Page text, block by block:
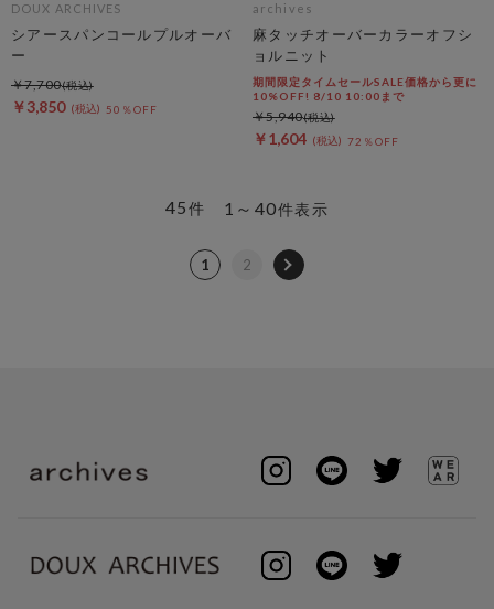
DOUX ARCHIVES
シアースパンコールプルオーバ
ー
￥3,850 50％OFF
￥7,700
archives
麻タッチオーバーカラーオフシ
ョルニット
期間限定タイムセールSALE価格から更に
10%OFF! 8/10 10:00まで
￥1,604 72％OFF
￥5,940
1～40件表示
45件
1 2